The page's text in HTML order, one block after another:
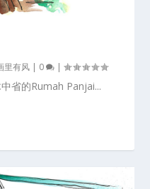
里有风 | 0 |
省的Rumah Panjai...